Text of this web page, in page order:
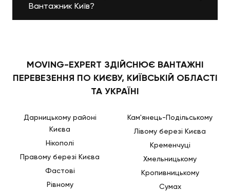
Вантажник Київ?
MOVING-EXPERT ЗДІЙСНЮЄ ВАНТАЖНІ
ПЕРЕВЕЗЕННЯ ПО КИЄВУ, КИЇВСЬКІЙ ОБЛАСТІ
ТА УКРАЇНІ
Дарницькому районі
Києва
Нікополі
Правому березі Києва
Фастові
Рівному
Кам'янець-Подільському
Лівому березі Києва
Кременчуці
Хмельницькому
Кропивницькому
Сумах